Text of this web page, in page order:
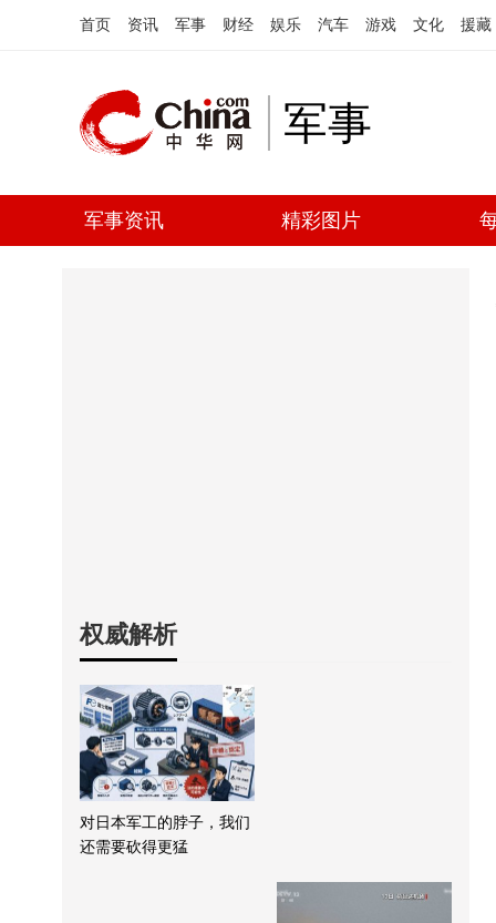
首页 资讯 军事 财经 娱乐 汽车 游戏 文化 援藏
军事
军事资讯 精彩图片
权威解析
对日本军工的脖子，我们
还需要砍得更猛